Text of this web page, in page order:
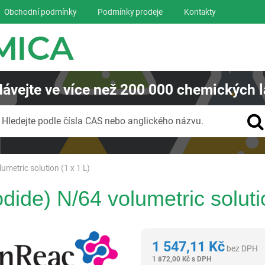
solution (1 x 1 L)
N/64 volumetric
1 547,11 Kč bez DPH
1 872,00 Kč s DPH
Obchodní podmínky Podmínky prodeje Kontakty
ve více než200 000 chemických
Hledejte podle čísla CAS nebo anglického názvu.